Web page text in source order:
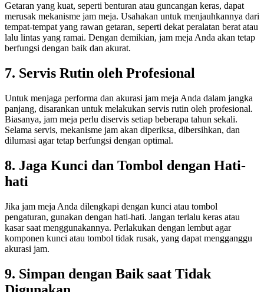
Getaran yang kuat, seperti benturan atau guncangan keras, dapat
merusak mekanisme jam meja. Usahakan untuk menjauhkannya dari
tempat-tempat yang rawan getaran, seperti dekat peralatan berat atau
lalu lintas yang ramai. Dengan demikian, jam meja Anda akan tetap
berfungsi dengan baik dan akurat.
7. Servis Rutin oleh Profesional
Untuk menjaga performa dan akurasi jam meja Anda dalam jangka
panjang, disarankan untuk melakukan servis rutin oleh profesional.
Biasanya, jam meja perlu diservis setiap beberapa tahun sekali.
Selama servis, mekanisme jam akan diperiksa, dibersihkan, dan
dilumasi agar tetap berfungsi dengan optimal.
8. Jaga Kunci dan Tombol dengan Hati-
hati
Jika jam meja Anda dilengkapi dengan kunci atau tombol
pengaturan, gunakan dengan hati-hati. Jangan terlalu keras atau
kasar saat menggunakannya. Perlakukan dengan lembut agar
komponen kunci atau tombol tidak rusak, yang dapat mengganggu
akurasi jam.
9. Simpan dengan Baik saat Tidak